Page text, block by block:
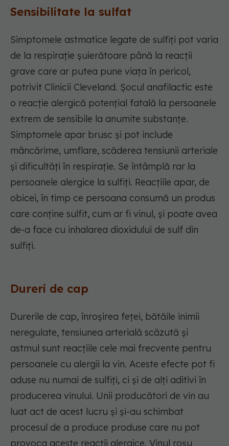
Sensibilitate la sulfat
Simptomele astmatice legate de sulfiți pot varia
de la respirație șuierătoare până la reacții
grave care ar putea pune viața în pericol,
potrivit Clinicii Cleveland. Șocul anafilactic este
o reacție alergică potențial fatală la persoanele
extrem de sensibile la anumite substanțe.
Simptomele apar brusc și pot include
mâncărime, umflare, scăderea tensiunii arteriale
și dificultăți în respirație. Se întâmplă rar la
persoanele alergice la sulfiți. Reacțiile apar, de
obicei, în timp ce persoana consumă un produs
care conține sulfit, cum ar fi vinul, și poate avea
de-a face cu inhalarea dioxidului de sulf din
sulfiți.
Dureri de cap
Durerile de cap, înroșirea feței, bătăile inimii
neregulate, tensiunea arterială scăzută și
astmul sunt reacțiile cele mai frecvente pentru
persoanele cu alergii la vin. Aceste efecte pot fi
aduse nu numai de sulfiți, ci și de alți aditivi în
producerea vinului. Unii producători de vin au
luat act de acest lucru și și-au schimbat
procesul de a produce produse care nu pot
provoca aceste reacții alergice. Vinul roșu